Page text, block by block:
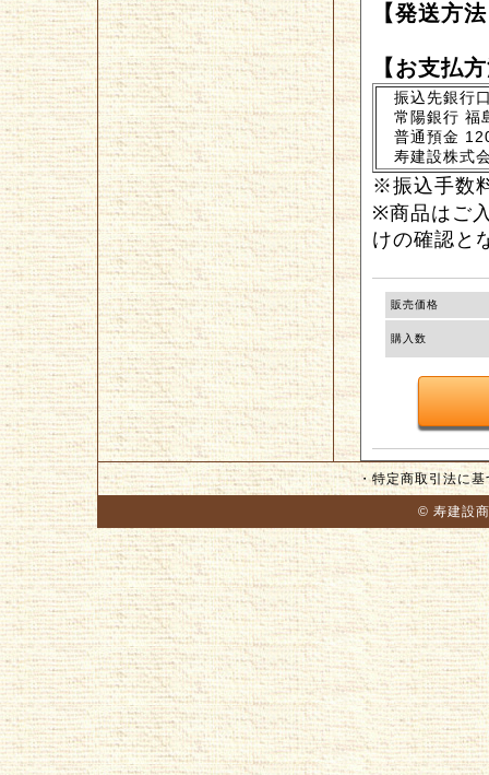
【発送方
【お支払
振込先銀行
常陽銀行 福
普通預金
寿建設株式
※振込手数
※商品はご
けの確認と
販売価格
購入数
・特定商取引法に基
© 寿建設